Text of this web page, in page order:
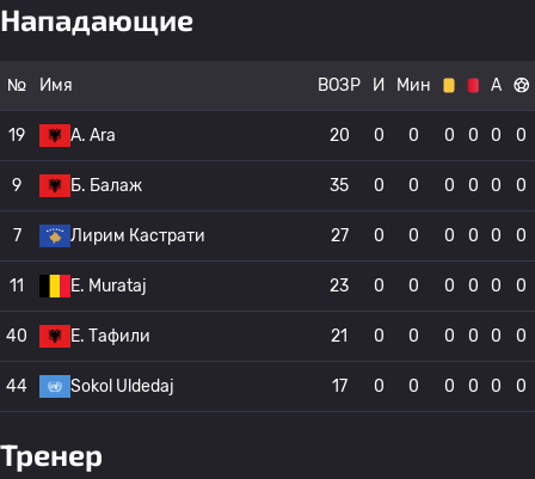
Нападающие
№ Имя ВОЗР И Мин А
19 A. Ara 20 0 0 0 0 0 0
9 Б. Балаж 35 0 0 0 0 0 0
7 Лирим Кастрати 27 0 0 0 0 0 0
11 E. Murataj 23 0 0 0 0 0 0
40 E. Тафили 21 0 0 0 0 0 0
44 Sokol Uldedaj 17 0 0 0 0 0 0
Тренер